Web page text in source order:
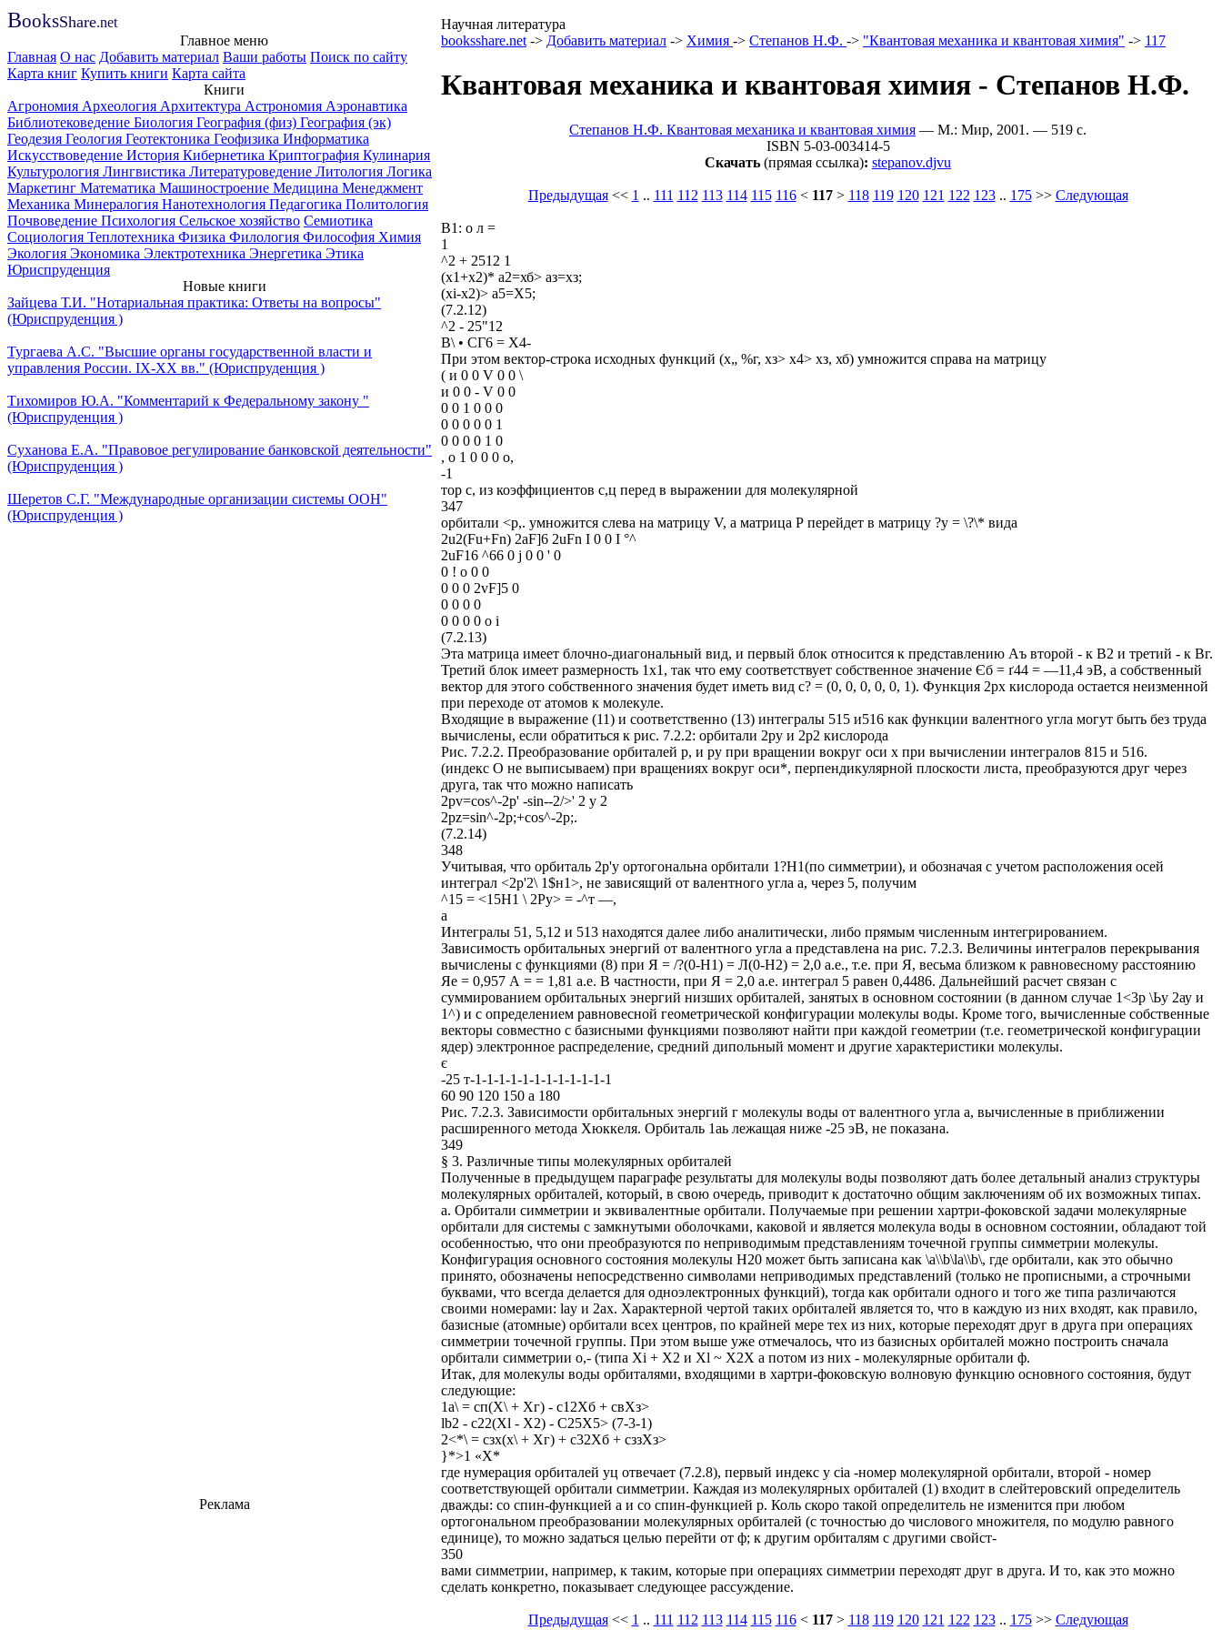
BooksShare.net
Научная литература
Главное меню
Главная О нас Добавить материал Ваши работы Поиск по сайту
Карта книг Купить книги Карта сайта
Книги
Агрономия Археология Архитектура Астрономия Аэронавтика
Библиотековедение Биология География (физ) География (эк)
Геодезия Геология Геотектоника Геофизика Информатика
Искусствоведение История Кибернетика Криптография Кулинария
Культурология Лингвистика Литературоведение Литология Логика
Маркетинг Математика Машиностроение Медицина Менеджмент
Механика Минералогия Нанотехнология Педагогика Политология
Почвоведение Психология Сельское хозяйство Семиотика
Социология Теплотехника Физика Филология Философия Химия
Экология Экономика Электротехника Энергетика Этика
Юриспруденция
Новые книги
Зайцева Т.И. "Нотариальная практика: Ответы на вопросы"
(Юриспруденция )
Тургаева А.С. "Высшие органы государственной власти и
управления России. IХ-ХХ вв." (Юриспруденция )
Тихомиров Ю.А. "Комментарий к Федеральному закону "
(Юриспруденция )
Суханова Е.А. "Правовое регулирование банковской деятельности"
(Юриспруденция )
Шеретов С.Г. "Международные организации системы ООН"
(Юриспруденция )
booksshare.net -> Добавить материал -> Химия -> Степанов Н.Ф. -> "Квантовая механика и квантовая химия" -> 117
Квантовая механика и квантовая химия - Степанов Н.Ф.
Степанов Н.Ф. Квантовая механика и квантовая химия — М.: Мир, 2001. — 519 c.
ISBN 5-03-003414-5
Скачать (прямая ссылка): stepanov.djvu
Предыдущая<< 1 .. 111 112 113 114 115 116< 117> 118 119 120 121 122 123.. 175>> Следующая
В1: о л =
1
^2 + 2512 1
(х1+х2)* а2=хб> аз=хз;
(хі-х2)> а5=Х5;
(7.2.12)
^2 - 25"12
В\ • СГ6 = Х4-
При этом вектор-строка исходных функций (х„ %г, хз> х4> хз, хб) умножится справа на матрицу
( и 0 0 V 0 0 \
и 0 0 - V 0 0
0 0 1 0 0 0
0 0 0 0 0 1
0 0 0 0 1 0
, о 1 0 0 0 о,
-1
тор с, из коэффициентов с,ц перед в выражении для молекулярной
347
орбитали <р,. умножится слева на матрицу V, а матрица Р перейдет в матрицу ?у = \?\* вида
2u2(Fu+Fn) 2aF]6 2uFn І 0 0 І °^
2uF16 ^66 0 j 0 0 ' 0
0 ! о 0 0
0 0 0 2vF]5 0
0 0 0 0
0 0 0 0 о і
(7.2.13)
Эта матрица имеет блочно-диагональный вид, и первый блок относится к представлению Аъ второй - к В2 и третий - к Вг.
Третий блок имеет размерность 1x1, так что ему соответствует собственное значение Єб = ґ44 = —11,4 эВ, а собственный
вектор для этого собственного значения будет иметь вид с? = (0, 0, 0, 0, 0, 1). Функция 2рх кислорода остается неизменной
при переходе от атомов к молекуле.
Входящие в выражение (11) и соответственно (13) интегралы 515 и516 как функции валентного угла могут быть без труда
вычислены, если обратиться к рис. 7.2.2: орбитали 2ру и 2р2 кислорода
Рис. 7.2.2. Преобразование орбиталей р, и ру при вращении вокруг оси х при вычислении интегралов 815 и 516.
(индекс О не выписываем) при вращениях вокруг оси*, перпендикулярной плоскости листа, преобразуются друг через
друга, так что можно написать
2pv=cos^-2p' -sin--2/>' 2 у 2
2pz=sin^-2p;+cos^-2p;.
(7.2.14)
348
Учитывая, что орбиталь 2р'у ортогональна орбитали 1?Н1(по симметрии), и обозначая с учетом расположения осей
интеграл <2р'2\ 1$н1>, не зависящий от валентного угла а, через 5, получим
^15 = <15Н1 \ 2Ру> = -^т —,
а
Интегралы 51, 5,12 и 513 находятся далее либо аналитически, либо прямым численным интегрированием.
Зависимость орбитальных энергий от валентного угла а представлена на рис. 7.2.3. Величины интегралов перекрывания
вычислены с функциями (8) при Я = /?(0-Н1) = Л(0-Н2) = 2,0 а.е., т.е. при Я, весьма близком к равновесному расстоянию
Яе = 0,957 А = = 1,81 а.е. В частности, при Я = 2,0 а.е. интеграл 5 равен 0,4486. Дальнейший расчет связан с
суммированием орбитальных энергий низших орбиталей, занятых в основном состоянии (в данном случае 1<3р \Ьу 2ау и
1^) и с определением равновесной геометрической конфигурации молекулы воды. Кроме того, вычисленные собственные
векторы совместно с базисными функциями позволяют найти при каждой геометрии (т.е. геометрической конфигурации
ядер) электронное распределение, средний дипольный момент и другие характеристики молекулы.
є
-25 т-1-1-1-1-1-1-1-1-1-1-1-1
60 90 120 150 а 180
Рис. 7.2.3. Зависимости орбитальных энергий г молекулы воды от валентного угла а, вычисленные в приближении
расширенного метода Хюккеля. Орбиталь 1аь лежащая ниже -25 эВ, не показана.
349
§ 3. Различные типы молекулярных орбиталей
Полученные в предыдущем параграфе результаты для молекулы воды позволяют дать более детальный анализ структуры
молекулярных орбиталей, который, в свою очередь, приводит к достаточно общим заключениям об их возможных типах.
а. Орбитали симметрии и эквивалентные орбитали. Получаемые при решении хартри-фоковской задачи молекулярные
орбитали для системы с замкнутыми оболочками, каковой и является молекула воды в основном состоянии, обладают той
особенностью, что они преобразуются по неприводимым представлениям точечной группы симметрии молекулы.
Конфигурация основного состояния молекулы Н20 может быть записана как \a\\b\la\\b\, где орбитали, как это обычно
принято, обозначены непосредственно символами неприводимых представлений (только не прописными, а строчными
буквами, что всегда делается для одноэлектронных функций), тогда как орбитали одного и того же типа различаются
своими номерами: lay и 2ах. Характерной чертой таких орбиталей является то, что в каждую из них входят, как правило,
базисные (атомные) орбитали всех центров, по крайней мере тех из них, которые переходят друг в друга при операциях
симметрии точечной группы. При этом выше уже отмечалось, что из базисных орбиталей можно построить сначала
орбитали симметрии о,- (типа Xi + Х2 и Xl ~ Х2Х а потом из них - молекулярные орбитали ф.
Итак, для молекулы воды орбиталями, входящими в хартри-фоковскую волновую функцию основного состояния, будут
следующие:
1а\ = сп(Х\ + Хг) - с12Хб + свХз>
lb2 - c22(Xl - Х2) - С25Х5> (7-3-1)
2<*\ = сзх(х\ + Хг) + с32Хб + сззХз>
}*>1 «X*
где нумерация орбиталей уц отвечает (7.2.8), первый индекс у cia -номер молекулярной орбитали, второй - номер
соответствующей орбитали симметрии. Каждая из молекулярных орбиталей (1) входит в слейтеровский определитель
дважды: со спин-функцией а и со спин-функцией р. Коль скоро такой определитель не изменится при любом
ортогональном преобразовании молекулярных орбиталей (с точностью до числового множителя, по модулю равного
единице), то можно задаться целью перейти от ф; к другим орбиталям с другими свойст-
350
вами симметрии, например, к таким, которые при операциях симметрии переходят друг в друга. И то, как это можно
сделать конкретно, показывает следующее рассуждение.
Предыдущая<< 1 .. 111 112 113 114 115 116< 117> 118 119 120 121 122 123.. 175>> Следующая
Реклама